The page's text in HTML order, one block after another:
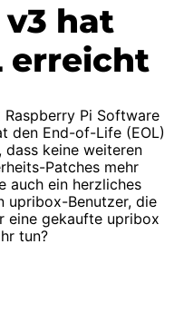
v3 hat
erreicht
Pi Software
den End-of-Life (EOL)
keine weiteren
Patches mehr
auch ein herzliches
upribox-Benutzer, die
eine gekaufte upribox
tun?